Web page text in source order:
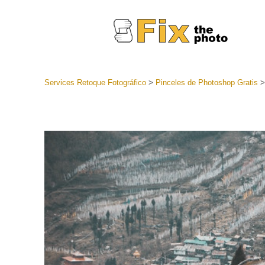
Servicios
Ajustes
mejor
Services Retoque Fotográfico> Pinceles de Photoshop Gratis >